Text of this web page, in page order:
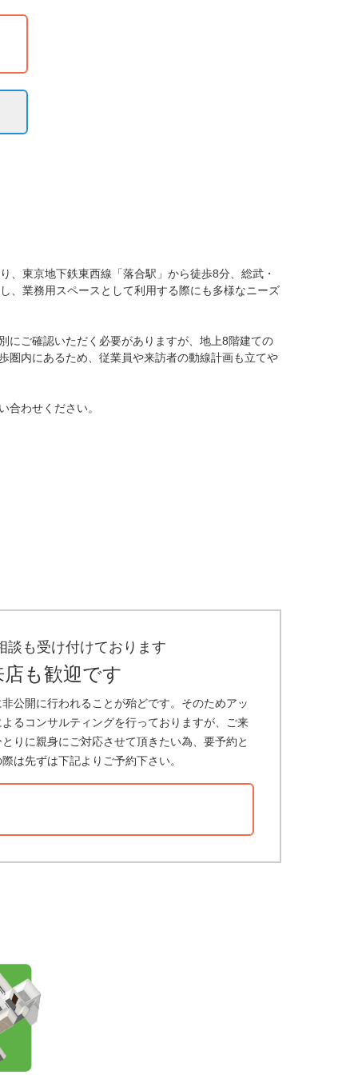
、東京地下鉄東西線「落合駅」から徒歩8分、総武・
、業務用スペースとして利用する際にも多様なニーズ
にご確認いただく必要がありますが、地上8階建ての
圏内にあるため、従業員や来訪者の動線計画も立てや
わせください。
談も受け付けております
店も歓迎です
公開に行われることが殆どです。そのためアッ
るコンサルティングを行っておりますが、ご来
りに親身にご対応させて頂きたい為、要予約と
は先ずは下記よりご予約下さい。